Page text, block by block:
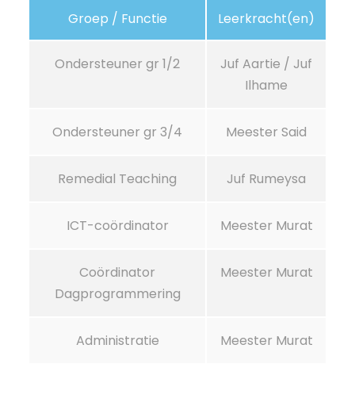
Groep / Functie Leerkracht(en)
Ondersteuner gr 1/2
Juf Aartie / Juf
Ilhame
Ondersteuner gr 3/4 Meester Said
Remedial Teaching Juf Rumeysa
ICT-coördinator Meester Murat
Coördinator
Dagprogrammering
Meester Murat
Administratie Meester Murat